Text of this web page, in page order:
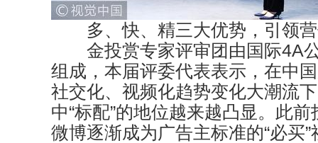
多、快、精三大优势，引领营
金投赏专家评审团由国际4A
组成，本届评委代表表示，在中
社交化、视频化趋势变化大潮流
中“标配”的地位越来越凸显。此
微博逐渐成为广告主标准的“必买